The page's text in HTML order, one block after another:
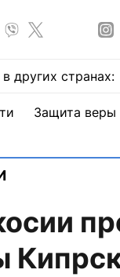
других странах:
Защита веры